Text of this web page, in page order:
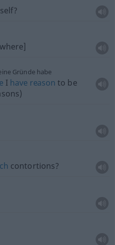
Gründe habe
I have reason to be
contortions?